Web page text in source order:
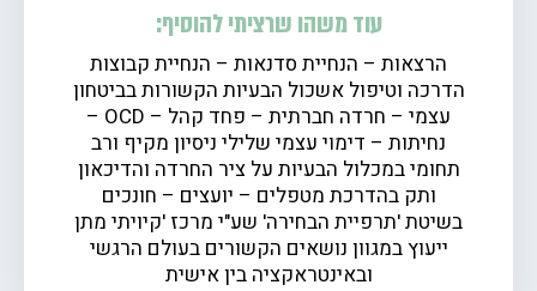
עוד משהו שרציתי להוסיף:
הרצאות – הנחיית סדנאות – הנחיית קבוצות
הדרכה וטיפול אשכול הבעיות הקשורות בביטחון
עצמי – חרדה חברתית – פחד קהל – OCD –
נחיתות – דימוי עצמי שלילי ניסיון מקיף ורב
תחומי במכלול הבעיות על ציר החרדה והדיכאון
ותק בהדרכת מטפלים – יועצים – חונכים
בשיטת 'תרפיית הבחירה' שע"י מרכז 'קיויתי מתן
ייעוץ במגוון נושאים הקשורים בעולם הרגשי
ובאינטראקציה בין אישית